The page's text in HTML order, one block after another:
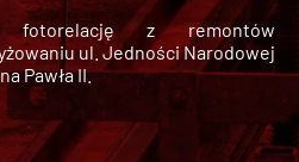
fotorelację z remontów
ul. Jedności Narodowej
Pawła II.